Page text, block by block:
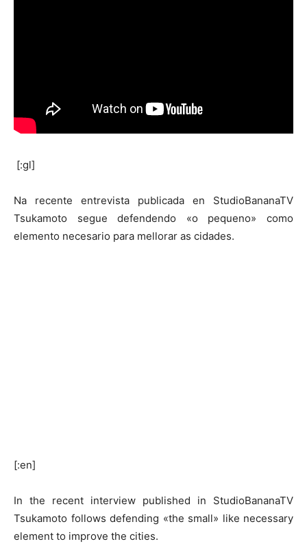
[:gl]
Na recente entrevista publicada en StudioBananaTV
Tsukamoto segue defendendo «o pequeno» como
elemento necesario para mellorar as cidades.
[:en]
In the recent interview published in StudioBananaTV
Tsukamoto follows defending «the small» like necessary
element to improve the cities.